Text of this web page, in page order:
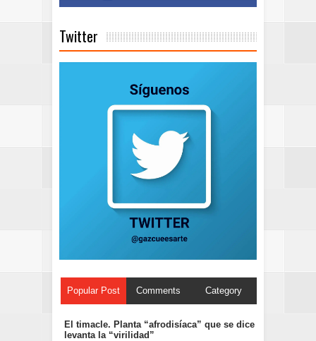
Twitter
Popular Post Comments Category
El timacle. Planta “afrodisíaca” que se dice
levanta la “virilidad”